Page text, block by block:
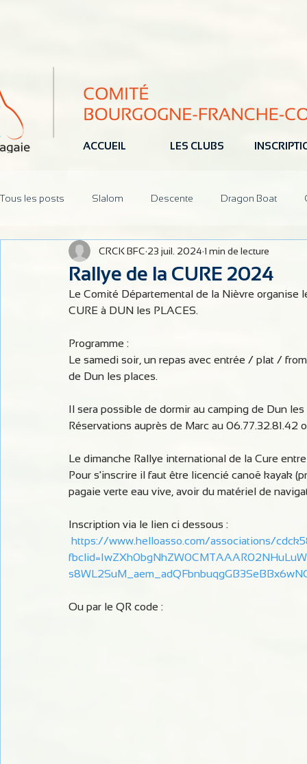
ACCUEIL LES CLUBS
Tous les posts Slalom Descente Dragon Boat
Pôle Espoir Réunions CoDir
Rallye de la CURE 2024
CRCK BFC 23 juil. 2024 1 min de lecture
Le Comité Départemental de la Nièvre
CURE à DUN les PLACES.
Programme :
Le samedi soir, un repas avec entrée / plat /
de Dun les places.
Il sera possible de dormir au camping de Dun les
Réservations auprès de Marc au 06.77.32.81.42
Le dimanche Rallye international de la Cure
Pour s'inscrire il faut être licencié canoë kayak
pagaie verte eau vive, avoir du matériel de
Inscription via le lien ci dessous :
https://www.helloasso.com/associations/
Ou par le QR code :